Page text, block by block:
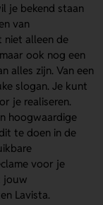
je bekend staan
van
niet alleen de
ook nog een
alles zijn. Van een
slogan. Je kunt
je realiseren.
hoogwaardige
te doen in de
voor je
jouw
Lavista.